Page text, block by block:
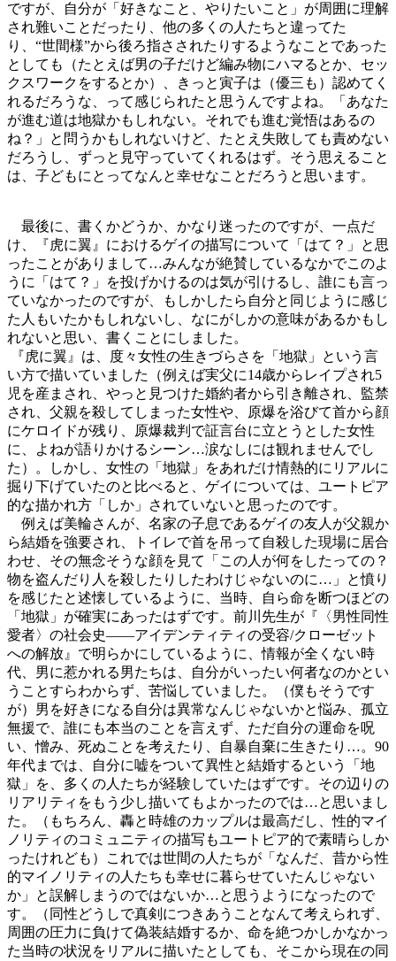
ですが、自分が「好きなこと、やりたいこと」が周囲に理解
され難いことだったり、他の多くの人たちと違ってた
り、“世間様”から後ろ指さされたりするようなことであった
としても（たとえば男の子だけど編み物にハマるとか、セッ
クスワークをするとか）、きっと寅子は（優三も）認めてく
れるだろうな、って感じられたと思うんですよね。「あなた
が進む道は地獄かもしれない。それでも進む覚悟はあるの
ね？」と問うかもしれないけど、たとえ失敗しても責めない
だろうし、ずっと見守っていてくれるはず。そう思えること
は、子どもにとってなんと幸せなことだろうと思います。
最後に、書くかどうか、かなり迷ったのですが、一点だ
け、『虎に翼』におけるゲイの描写について「はて？」と思
ったことがありまして…みんなが絶賛しているなかでこのよ
うに「はて？」を投げかけるのは気が引けるし、誰にも言っ
ていなかったのですが、もしかしたら自分と同じように感じ
た人もいたかもしれないし、なにがしかの意味があるかもし
れないと思い、書くことにしました。
『虎に翼』は、度々女性の生きづらさを「地獄」という言
い方で描いていました（例えば実父に14歳からレイプされ5
児を産まされ、やっと見つけた婚約者から引き離され、監禁
され、父親を殺してしまった女性や、原爆を浴びて首から顔
にケロイドが残り、原爆裁判で証言台に立とうとした女性
に、よねが語りかけるシーン…涙なしには観れませんでし
た）。しかし、女性の「地獄」をあれだけ情熱的にリアルに
掘り下げていたのと比べると、ゲイについては、ユートピア
的な描かれ方「しか」されていないと思ったのです。
例えば美輪さんが、名家の子息であるゲイの友人が父親か
ら結婚を強要され、トイレで首を吊って自殺した現場に居合
わせ、その無念そうな顔を見て「この人が何をしたっての？
物を盗んだり人を殺したりしたわけじゃないのに…」と憤り
を感じたと述懐しているように、当時、自ら命を断つほどの
「地獄」が確実にあったはずです。前川先生が『〈男性同性
愛者〉の社会史――アイデンティティの受容/クローゼット
への解放』で明らかにしているように、情報が全くない時
代、男に惹かれる男たちは、自分がいったい何者なのかとい
うことすらわからず、苦悩していました。（僕もそうです
が）男を好きになる自分は異常なんじゃないかと悩み、孤立
無援で、誰にも本当のことを言えず、ただ自分の運命を呪
い、憎み、死ぬことを考えたり、自暴自棄に生きたり…。90
年代までは、自分に嘘をついて異性と結婚するという「地
獄」を、多くの人たちが経験していたはずです。その辺りの
リアリティをもう少し描いてもよかったのでは…と思いまし
た。（もちろん、轟と時雄のカップルは最高だし、性的マイ
ノリティのコミュニティの描写もユートピア的で素晴らしか
ったけれども）これでは世間の人たちが「なんだ、昔から性
的マイノリティの人たちも幸せに暮らせていたんじゃない
か」と誤解しまうのではないか…と思うようになったので
す。（同性どうしで真剣につきあうことなんて考えられず、
周囲の圧力に負けて偽装結婚するか、命を絶つかしかなかっ
た当時の状況をリアルに描いたとしても、そこから現在の同